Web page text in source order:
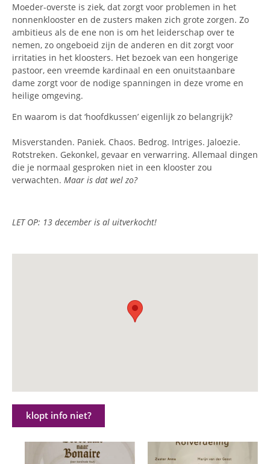
Moeder-overste is ziek, dat zorgt voor problemen in het
nonnenklooster en de zusters maken zich grote zorgen. Zo
ambitieus als de ene non is om het leiderschap over te
nemen, zo ongeboeid zijn de anderen en dit zorgt voor
irritaties in het kloosters. Het bezoek van een hongerige
pastoor, een vreemde kardinaal en een onuitstaanbare
dame zorgt voor de nodige spanningen in deze vrome en
heilige omgeving.
En waarom is dat ‘hoofdkussen’ eigenlijk zo belangrijk?
Misverstanden. Paniek. Chaos. Bedrog. Intriges. Jaloezie.
Rotstreken. Gekonkel, gevaar en verwarring. Allemaal dingen
die je normaal gesproken niet in een klooster zou
verwachten. Maar is dat wel zo?
LET OP: 13 december is al uitverkocht!
klopt info niet?